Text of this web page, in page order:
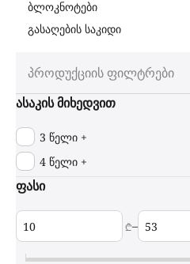
ბლოკნოტები
გასაღების საკიდი
პროდუქციის ფილტრები
ასაკის მიხედვით
3 წელი +
4 წელი +
ფასი
₾–